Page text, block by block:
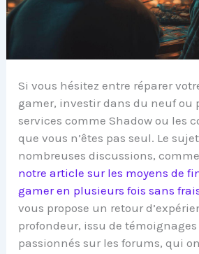
Si vous hésitez entre réparer
gamer, investir dans du neuf ou
services comme Shadow ou les
que vous n’êtes pas seul. Le
nombreuses discussions,
notre article sur les moyens de
gamer en plusieurs fois sans
vous propose un retour
profondeur, issu de
passionnés sur les forums, qui